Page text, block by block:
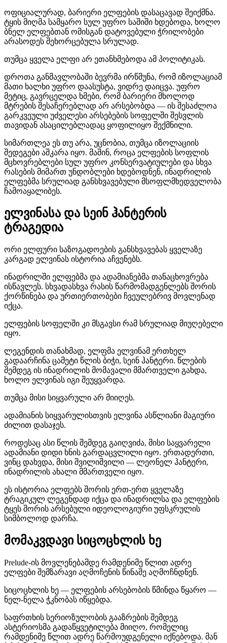
ოფიციალურად, ბარიერი ელფების დასაცავად შეიქმნა.
ტყის მიღმა სამყარო სულ უფრო საშიში ხდებოდა, ხოლო
ბნელ ელფებთან ომისგან დატოვებული ჭრილობები
არასოდეს შეხორცებულა სრულად.
თუმცა ყველა ელფი არ ეთანხმებოდა ამ პოლიტიკას.
დროთა განმავლობაში ბევრმა ირწმუნა, რომ იზოლაციამ
მათი ხალხი უფრო დაასუსტა, ვიდრე დაიცვა. უფრო
მეტიც, გავრცელდა ხმები, რომ ბარიერი მხოლოდ
მტრების შესაჩერებლად არ არსებობდა — ის შესაძლოა
გარკვეული უძველესი არსებების სოფელში შესვლის
თავიდან ასაცილებლადაც ყოფილიყო შექმნილი.
სიმართლეა ეს თუ არა, უცნობია, თუმცა იზოლაციის
შედეგები აშკარა იყო. მაშინ, როცა ელფების სოფლის
მცხოვრებლები სულ უფრო კონსერვატიულები და სხვა
რასების მიმართ უნდობლები ხდებოდნენ, ინადრილის
ელფებმა სრულიად განსხვავებული მსოფლმხედველობა
ჩამოაყალიბეს.
ელვინასა და სეინ ჰანტერის
ტრაგედია
ორი ელფური საზოგადოების განსხვავებას ყველაზე
კარგად ელვინას ისტორია აჩვენებს.
ინადრილში ელფებმა და ადამიანებმა თანაცხოვრება
ისწავლეს. სხვადასხვა რასის წარმომადგენლებს შორის
ქორწინება და ურთიერთობები ჩვეულებრივ მოვლენად
იქცა.
ელფების სოფელში კი მსგავსი რამ სრულიად მიუღებელი
იყო.
ლეგენდის თანახმად, ელფმა ელვინამ ერთხელ
გადაარჩინა ცამეტი წლის ბიჭი, სეინ ჰანტერი. წლების
შემდეგ ის ინადრილის მომავალი მმართველი გახდა,
ხოლო ელვინას იგი შეუყვარდა.
თუმცა მისი სიყვარული არ მიიღეს.
ადამიანის სიყვარულისთვის ელვინა ასწლიანი მაგიური
ძილით დასაჯეს.
როდესაც ასი წლის შემდეგ გაიღვიძა, მისი საყვარელი
ადამიანი დიდი ხნის გარდაცვლილი იყო. ერთადერთი,
ვინც დახვდა, მისი შვილიშვილი — ლეონელ ჰანტერი,
ინადრილის ახალი მმართველი იყო.
ეს ისტორია ელფებს შორის ერთ-ერთ ყველაზე
ტრაგიკულ ლეგენდად იქცა და ინადრილსა და ელფების
ტყეს შორის არსებული იდეოლოგიური უფსკრულის
სიმბოლოდ დარჩა.
მომაკვდავი სიცოცხლის ხე
Prelude-ის მოვლენებამდე რამდენიმე წლით ადრე
ელფები შემზარავი აღმოჩენის წინაშე აღმოჩნდნენ.
სიცოცხლის ხე — ელფების არსებობის წმინდა წყარო —
ნელ-ნელა ჭკნობას იწყებდა.
საფრთხის სერიოზულობის გააზრების შემდეგ
ასტერიოსმა გადაწყვეტილება მიიღო, რომელიც
რამდენიმე წლით ადრე წარმოუდგენელი იქნებოდა. მან